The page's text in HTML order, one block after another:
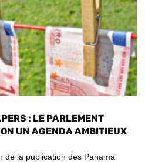
: LE PARLEMENT
UN AGENDA AMBITIEUX
de la publication des Panama